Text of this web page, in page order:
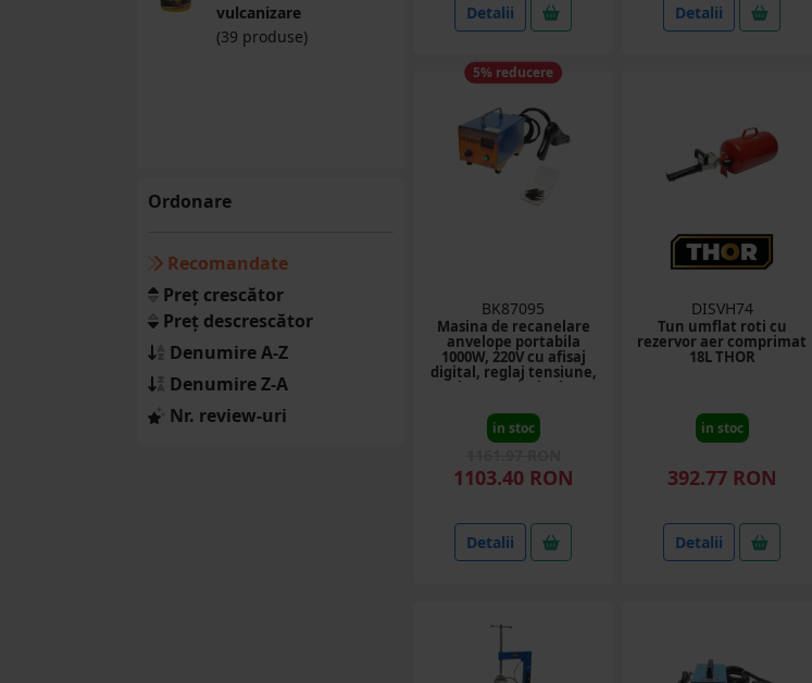
vulcanizare
(39 produse)
Ordonare
Recomandate
Preț crescător
Preț descrescător
Denumire A-Z
Denumire Z-A
Nr. review-uri
Detalii Detalii
5% reducere
BK87095
Masina de recanelare
anvelope portabila
1000W, 220V cu afisaj
digital, reglaj tensiune,
20 lame U si V incluse
in stoc
1103.40 RON
Detalii
DISVH74
Tun umflat roti cu
rezervor aer comprimat
18L THOR
in stoc
392.77 RON
Detalii